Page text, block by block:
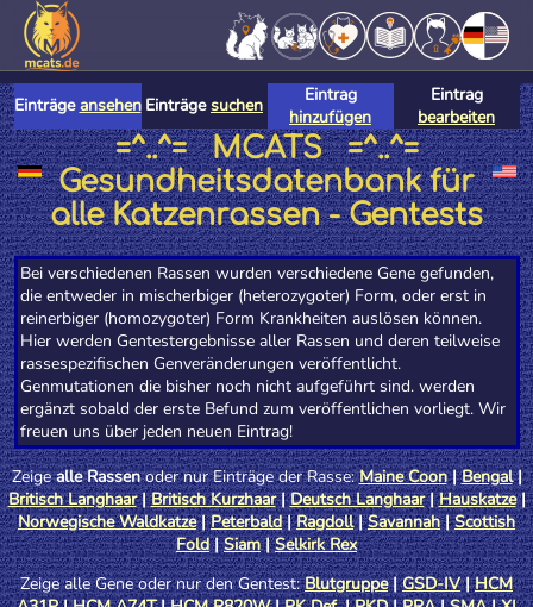
Einträgeansehen Einträgesuchen
Eintrag
hinzufügen
Eintrag
bearbeiten
=^..^= MCATS =^..^=
Gesundheitsdatenbank für
alle Katzenrassen - Gentests
Bei verschiedenen Rassen wurden verschiedene Gene gefunden,
die entweder in mischerbiger (heterozygoter) Form, oder erst in
reinerbiger (homozygoter) Form Krankheiten auslösen können.
Hier werden Gentestergebnisse aller Rassen und deren teilweise
rassespezifischen Genveränderungen veröffentlicht.
Genmutationen die bisher noch nicht aufgeführt sind. werden
ergänzt sobald der erste Befund zum veröffentlichen vorliegt. Wir
freuen uns über jeden neuen Eintrag!
Zeigealle Rassenoder nur Einträge der Rasse:Maine Coon|Bengal|
Britisch Langhaar|Britisch Kurzhaar|Deutsch Langhaar|Hauskatze|
Norwegische Waldkatze|Peterbald|Ragdoll|Savannah|Scottish
Fold|Siam|Selkirk Rex
Zeige alle Gene oder nur den Gentest:Blutgruppe|GSD-IV|HCM